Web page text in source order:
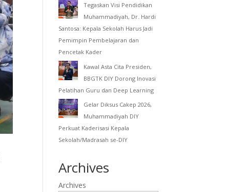
Tegaskan Visi Pendidikan
Muhammadiyah, Dr. Hardi
Santosa: Kepala Sekolah Harus Jadi
Pemimpin Pembelajaran dan
Pencetak Kader
Kawal Asta Cita Presiden,
BBGTK DIY Dorong Inovasi
Pelatihan Guru dan Deep Learning
Gelar Diksus Cakep 2026,
Muhammadiyah DIY
Perkuat Kaderisasi Kepala
Sekolah/Madrasah se-DIY
Archives
Archives